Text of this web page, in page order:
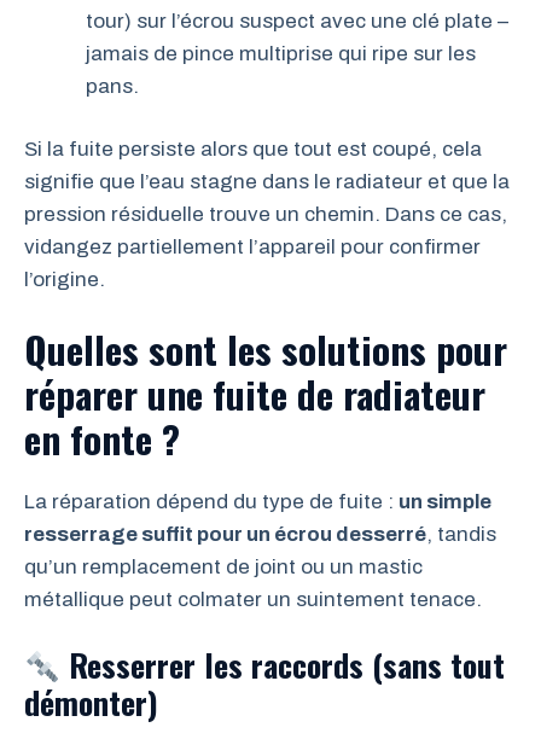
tour) sur l’écrou suspect avec une clé plate –
jamais de pince multiprise qui ripe sur les
pans.
Si la fuite persiste alors que tout est coupé, cela
signifie que l’eau stagne dans le radiateur et que la
pression résiduelle trouve un chemin. Dans ce cas,
vidangez partiellement l’appareil pour confirmer
l’origine.
Quelles sont les solutions pour
réparer une fuite de radiateur
en fonte ?
La réparation dépend du type de fuite : un simple
resserrage suffit pour un écrou desserré, tandis
qu’un remplacement de joint ou un mastic
métallique peut colmater un suintement tenace.
Resserrer les raccords (sans tout
démonter)